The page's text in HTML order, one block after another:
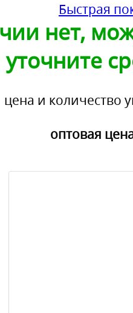
Быстрая
нет,
уточните
цена и количество
оптовая